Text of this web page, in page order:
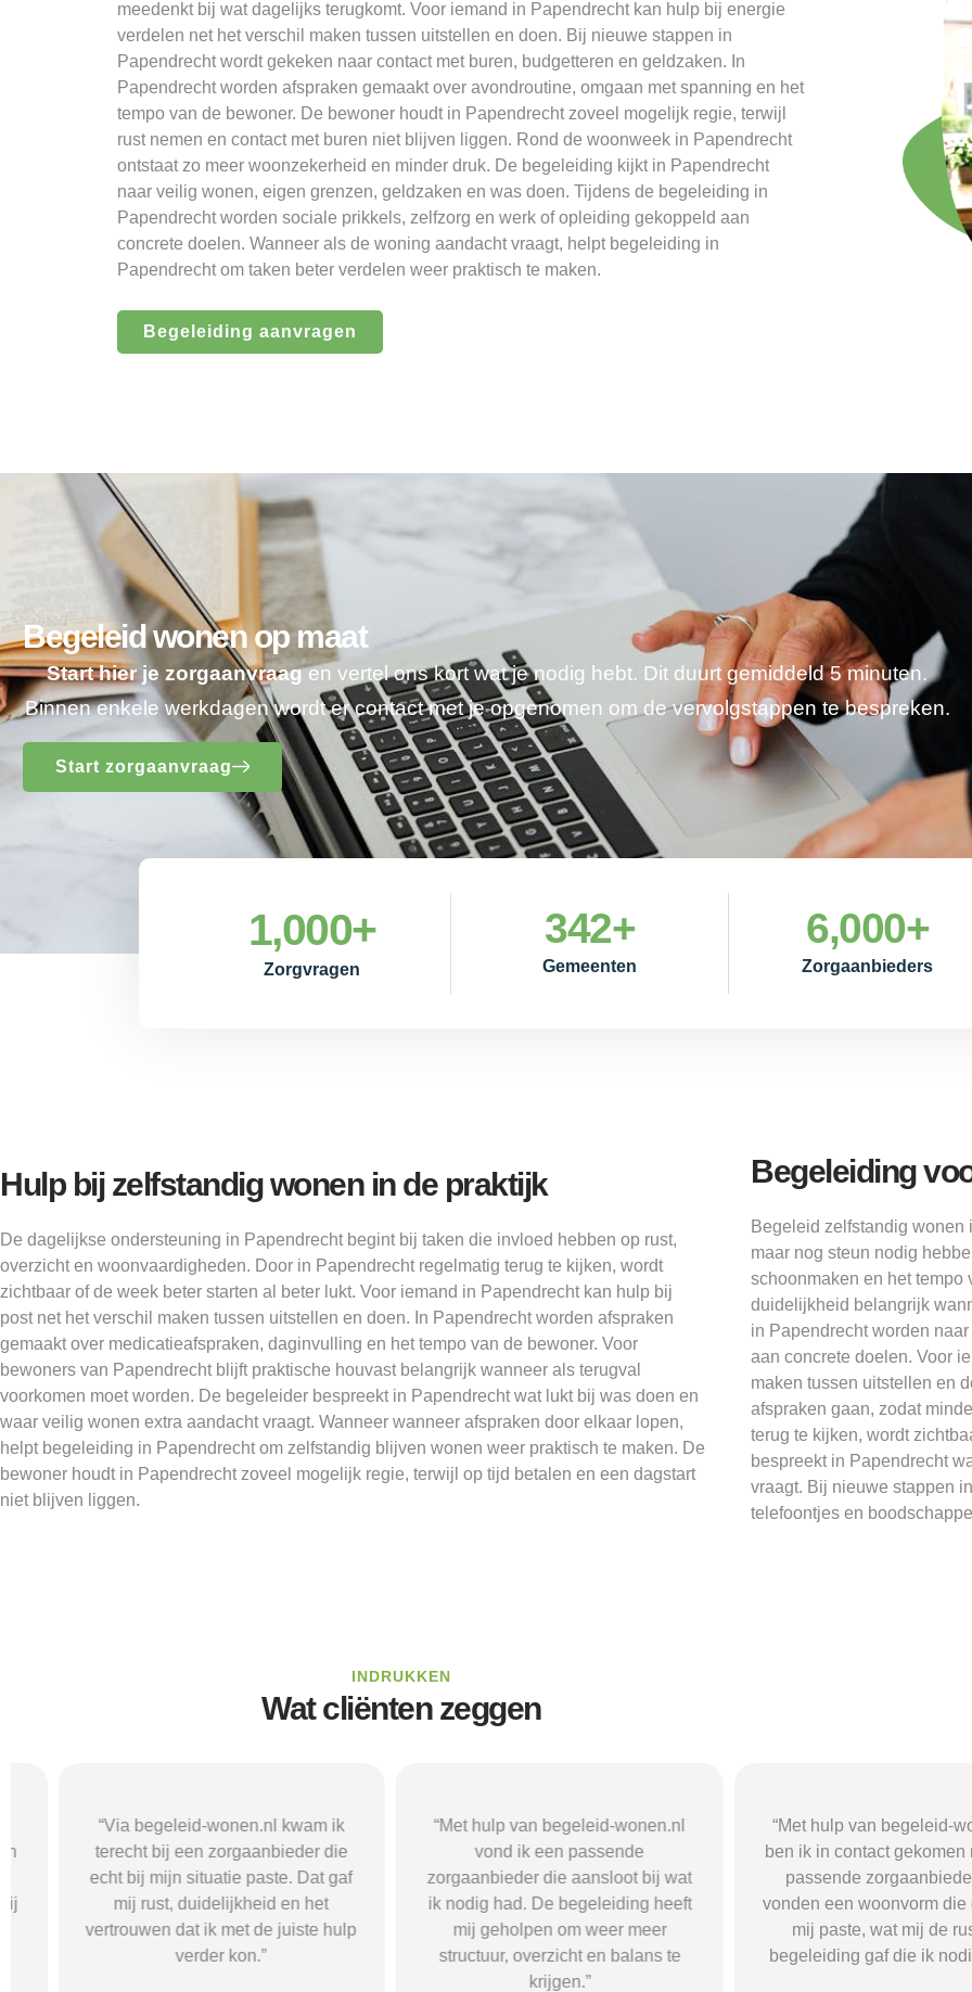
meedenkt bij wat dagelijks terugkomt. Voor iemand in Papendrecht kan hulp bij energie
verdelen net het verschil maken tussen uitstellen en doen. Bij nieuwe stappen in
Papendrecht wordt gekeken naar contact met buren, budgetteren en geldzaken. In
Papendrecht worden afspraken gemaakt over avondroutine, omgaan met spanning en het
tempo van de bewoner. De bewoner houdt in Papendrecht zoveel mogelijk regie, terwijl
rust nemen en contact met buren niet blijven liggen. Rond de woonweek in Papendrecht
ontstaat zo meer woonzekerheid en minder druk. De begeleiding kijkt in Papendrecht
naar veilig wonen, eigen grenzen, geldzaken en was doen. Tijdens de begeleiding in
Papendrecht worden sociale prikkels, zelfzorg en werk of opleiding gekoppeld aan
concrete doelen. Wanneer als de woning aandacht vraagt, helpt begeleiding in
Papendrecht om taken beter verdelen weer praktisch te maken.
Begeleiding aanvragen
Begeleid wonen op maat
Start hier je zorgaanvraagen vertel ons kort wat je nodig hebt. Dit duurt gemiddeld 5 minuten.
Binnen enkele werkdagen wordt er contact met je opgenomen om de vervolgstappen te bespreken.
Start zorgaanvraag
Zorgvragen
1,000+
Gemeenten
342+
Zorgaanbieders
6,000+
Hulp bij zelfstandig wonen in de praktijk
De dagelijkse ondersteuning in Papendrecht begint bij taken die invloed hebben op rust,
overzicht en woonvaardigheden. Door in Papendrecht regelmatig terug te kijken, wordt
zichtbaar of de week beter starten al beter lukt. Voor iemand in Papendrecht kan hulp bij
post net het verschil maken tussen uitstellen en doen. In Papendrecht worden afspraken
gemaakt over medicatieafspraken, daginvulling en het tempo van de bewoner. Voor
bewoners van Papendrecht blijft praktische houvast belangrijk wanneer als terugval
voorkomen moet worden. De begeleider bespreekt in Papendrecht wat lukt bij was doen en
waar veilig wonen extra aandacht vraagt. Wanneer wanneer afspraken door elkaar lopen,
helpt begeleiding in Papendrecht om zelfstandig blijven wonen weer praktisch te maken. De
bewoner houdt in Papendrecht zoveel mogelijk regie, terwijl op tijd betalen en een dagstart
niet blijven liggen.
Begeleiding
Begeleid zelfstandig
maar nog steun nodig
schoonmaken en het tempo
duidelijkheid belangrijk
in Papendrecht worden
aan concrete doelen. Voor
maken tussen uitstellen en
afspraken gaan, zodat
terug te kijken, wordt
bespreekt in Papendrecht
vraagt. Bij nieuwe stappen
telefoontjes en
INDRUKKEN
Wat cliënten zeggen
“Via begeleid-wonen.nl kwam ik
terecht bij een zorgaanbieder die
echt bij mijn situatie paste. Dat gaf
mij rust, duidelijkheid en het
vertrouwen dat ik met de juiste hulp
verder kon.”
“Met hulp van begeleid-wonen.nl
vond ik een passende
zorgaanbieder die aansloot bij wat
ik nodig had. De begeleiding heeft
mij geholpen om weer meer
structuur, overzicht en balans te
krijgen.”
“Met hulp van begeleid-
ben ik in contact gekomen met
passende zorgaanbieder. We
vonden een woonvorm die goed
mij paste, wat mij de rust en
begeleiding gaf die ik nodig